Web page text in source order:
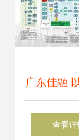
广东佳融
络与信息
查看详